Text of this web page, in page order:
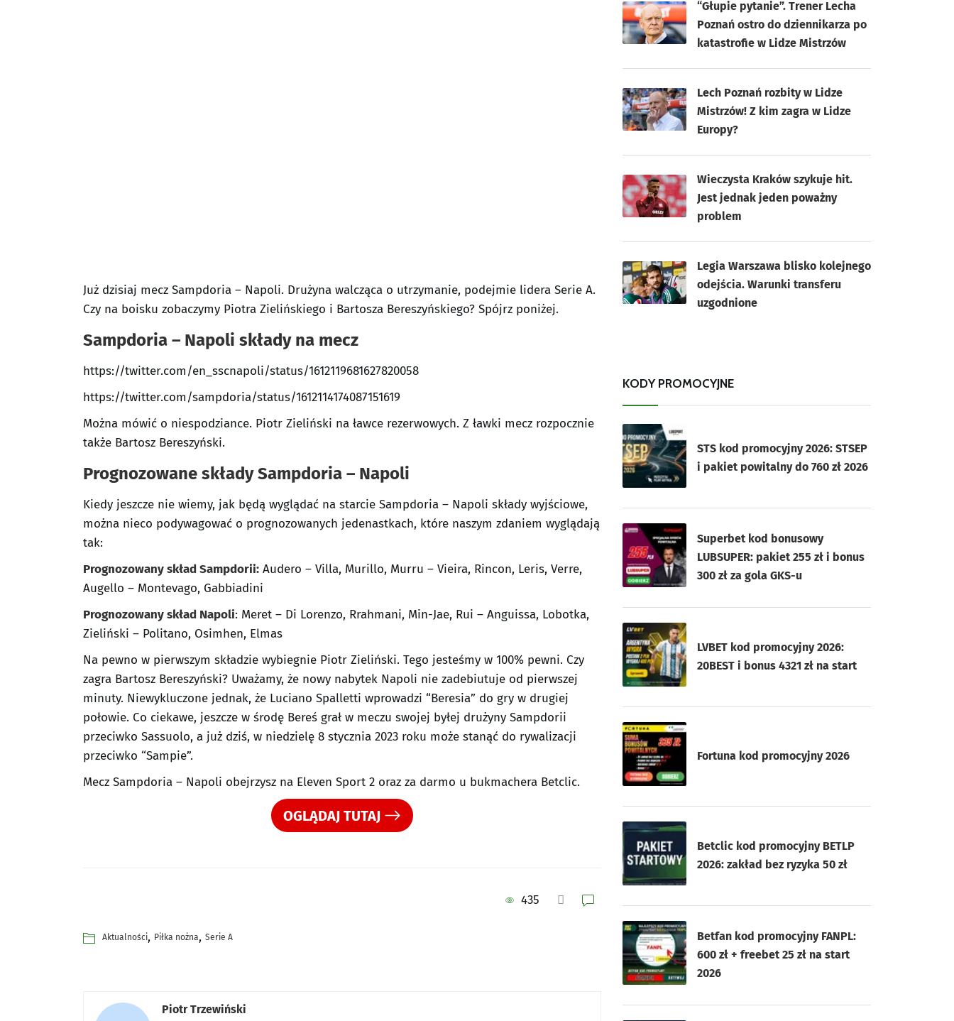
Już dzisiaj mecz Sampdoria – Napoli. Drużyna walcząca o utrzymanie, podejmie lidera Serie A.
Czy na boisku zobaczymy Piotra Zielińskiego i Bartosza Bereszyńskiego? Spójrz poniżej.
Sampdoria – Napoli składy na mecz
https://twitter.com/en_sscnapoli/status/1612119681627820058
https://twitter.com/sampdoria/status/1612114174087151619
Można mówić o niespodziance. Piotr Zieliński na ławce rezerwowych. Z ławki mecz rozpocznie
także Bartosz Bereszyński.
Prognozowane składy Sampdoria – Napoli
Kiedy jeszcze nie wiemy, jak będą wyglądać na starcie Sampdoria – Napoli składy wyjściowe,
można nieco podywagować o prognozowanych jedenastkach, które naszym zdaniem wyglądają
tak:
Prognozowany skład Sampdorii: Audero – Villa, Murillo, Murru – Vieira, Rincon, Leris, Verre,
Augello – Montevago, Gabbiadini
Prognozowany skład Napoli: Meret – Di Lorenzo, Rrahmani, Min-Jae, Rui – Anguissa, Lobotka,
Zieliński – Politano, Osimhen, Elmas
Na pewno w pierwszym składzie wybiegnie Piotr Zieliński. Tego jesteśmy w 100% pewni. Czy
zagra Bartosz Bereszyński? Uważamy, że nowy nabytek Napoli nie zadebiutuje od pierwszej
minuty. Niewykluczone jednak, że Luciano Spalletti wprowadzi “Beresia” do gry w drugiej
połowie. Co ciekawe, jeszcze w środę Bereś grał w meczu swojej byłej drużyny Sampdorii
przeciwko Sassuolo, a już dziś, w niedzielę 8 stycznia 2023 roku może stanąć do rywalizacji
przeciwko “Sampie”.
Mecz Sampdoria – Napoli obejrzysz na Eleven Sport 2 oraz za darmo u bukmachera Betclic.
OGLĄDAJ TUTAJ
435
Aktualności, Piłka nożna, Serie A
Piotr Trzewiński
“Głupie pytanie”. Trener Lecha
Poznań ostro do dziennikarza po
katastrofie w Lidze Mistrzów
Lech Poznań rozbity w Lidze
Mistrzów! Z kim zagra w Lidze
Europy?
Wieczysta Kraków szykuje hit.
Jest jednak jeden poważny
problem
Legia Warszawa blisko kolejnego
odejścia. Warunki transferu
uzgodnione
KODY PROMOCYJNE
STS kod promocyjny 2026: STSEP
i pakiet powitalny do 760 zł 2026
Superbet kod bonusowy
LUBSUPER: pakiet 255 zł i bonus
300 zł za gola GKS-u
LVBET kod promocyjny 2026:
20BEST i bonus 4321 zł na start
Fortuna kod promocyjny 2026
Betclic kod promocyjny BETLP
2026: zakład bez ryzyka 50 zł
Betfan kod promocyjny FANPL:
600 zł + freebet 25 zł na start
2026